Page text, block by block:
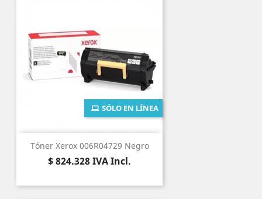
Tóner Xerox 006R04729 Negro
Precio
$ 824.328IVA Incl.
SÓLO EN LÍNEA